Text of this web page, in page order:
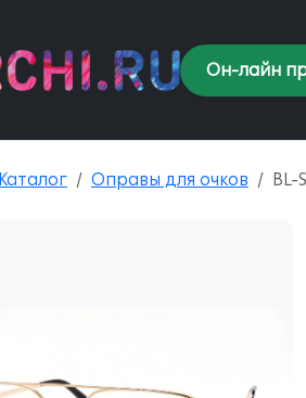
Он-лайн
Каталог Оправы для очков BL-